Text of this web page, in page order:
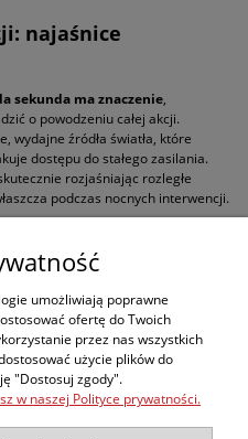
najaśnice
sekunda ma znaczenie,
o powodzeniu całej akcji.
wydajne źródła światła, które
dostępu do stałego zasilania.
rozjaśniając rozległe
podczas nocnych interwencji.
w transporcie i szybkie w
ratowniczych — gwarantuje
chwili.
oświetleniowymi
świetlne.
umożliwiają poprawne
ofertę do Twoich
przez nas wszystkich
użycie plików do
"Dostosuj zgody".
w naszej Polityce prywatności.